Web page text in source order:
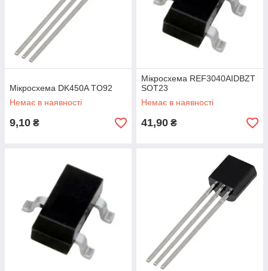
Мікросхема DK450A TO92
Немає в наявності
9,10 ₴
Мікросхема REF3040AIDBZT
SOT23
Немає в наявності
41,90 ₴